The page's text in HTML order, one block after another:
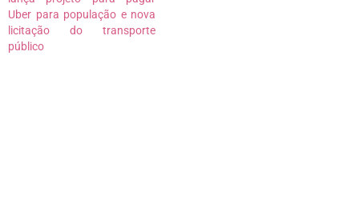
Uber para população e nova
licitação do transporte
público